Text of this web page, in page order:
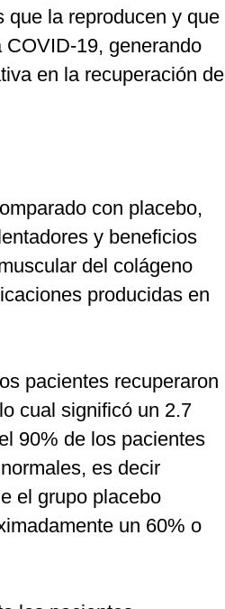
que la reproducen y que
19, generando
en la recuperación de
con placebo,
y beneficios
del colágeno
producidas en
pacientes recuperaron
cual significó un 2.7
90% de los pacientes
es decir
el grupo placebo
un 60% o